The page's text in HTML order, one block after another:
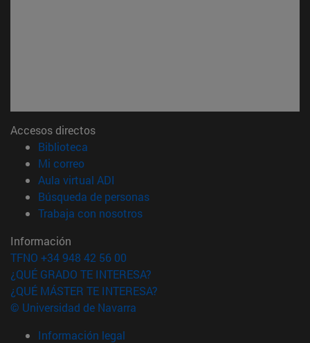
Accesos directos
Biblioteca
Mi correo(abre en nueva ventana)
Aula virtual ADI
Búsqueda de personas(abre en nueva ventana)
Trabaja con nosotros(abre en nueva ventana)
Información
TFNO +34 948 42 56 00
¿QUÉ GRADO TE INTERESA?
¿QUÉ MÁSTER TE INTERESA?
© Universidad de Navarra
Información legal